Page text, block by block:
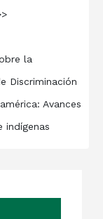
la
Discriminación
Avances
indígenas